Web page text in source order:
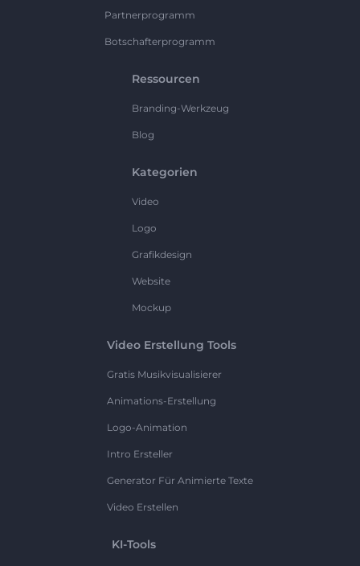
Partnerprogramm
Botschafterprogramm
Ressourcen
Branding-Werkzeug
Blog
Kategorien
Video
Logo
Grafikdesign
Website
Mockup
Video Erstellung Tools
Gratis Musikvisualisierer
Animations-Erstellung
Logo-Animation
Intro Ersteller
Generator Für Animierte Texte
Video Erstellen
KI-Tools